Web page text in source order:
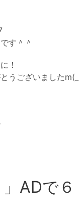
す＾＾
！
うございましたm(_
ADで６